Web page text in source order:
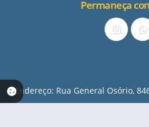
Permaneça
Endereço: Rua General Osório,